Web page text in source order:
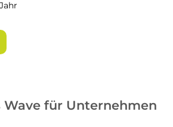
für Unternehmen